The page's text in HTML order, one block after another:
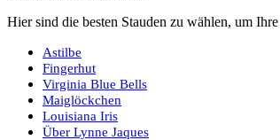
Hier sind die besten Stauden zu wählen, um
Astilbe
Fingerhut
Virginia Blue Bells
Maiglöckchen
Louisiana Iris
Über Lynne Jaques